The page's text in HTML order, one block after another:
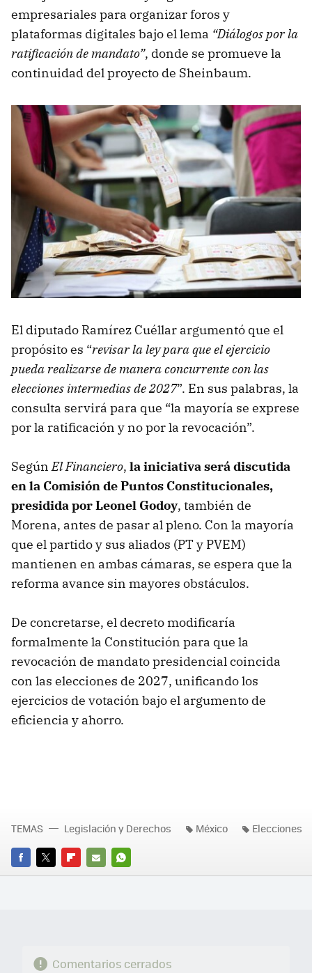
empresariales para organizar foros y
plataformas digitales bajo el lema “Diálogos por la
ratificación de mandato”, donde se promueve la
continuidad del proyecto de Sheinbaum.
El diputado Ramírez Cuéllar argumentó que el
propósito es “revisar la ley para que el ejercicio
pueda realizarse de manera concurrente con las
elecciones intermedias de 2027”. En sus palabras, la
consulta servirá para que “la mayoría se exprese
por la ratificación y no por la revocación”.
SegúnEl Financiero, la iniciativa será discutida
en la Comisión de Puntos Constitucionales,
presidida por Leonel Godoy, también de
Morena, antes de pasar al pleno. Con la mayoría
que el partido y sus aliados (PT y PVEM)
mantienen en ambas cámaras, se espera que la
reforma avance sin mayores obstáculos.
De concretarse, el decreto modificaría
formalmente la Constitución para que la
revocación de mandato presidencial coincida
con las elecciones de 2027, unificando los
ejercicios de votación bajo el argumento de
eficiencia y ahorro.
FACEBOOK
TWITTERFLIPBOARD
E-
WHATSAPP
TEMAS Legislación y Derechos México Elecciones
Comentarios cerrados